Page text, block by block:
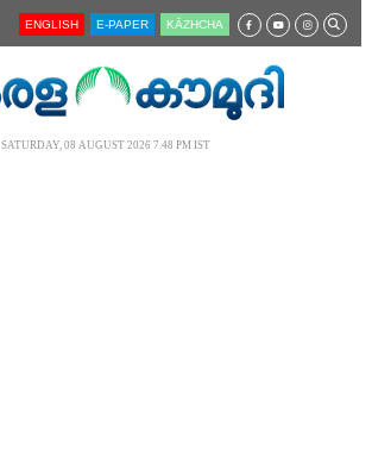
ENGLISH E-PAPER KĀZHCHA
SATURDAY, 08 AUGUST 2026 7.48 PM IST